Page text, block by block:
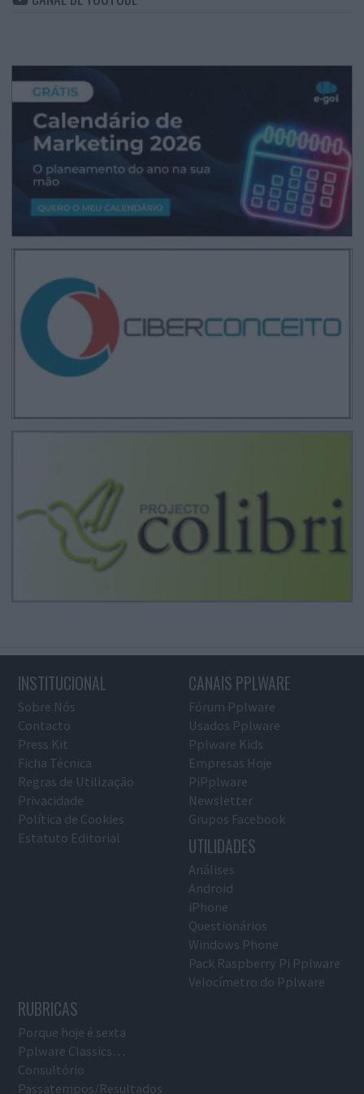
INSTITUCIONAL
Sobre Nós
Contacto
Press Kit
Ficha Técnica
Regras de Utilização
Privacidade
Política de Cookies
Estatuto Editorial
CANAIS PPLWARE
Fórum Pplware
Usados Pplware
Pplware Kids
Empresas Hoje
PiPplware
Newsletter
Grupos Facebook
UTILIDADES
Análises
Android
iPhone
Questionários
Windows Phone
Pack Raspberry Pi Pplware
Velocímetro do Pplware
RUBRICAS
Porque hoje é sexta
Pplware Classics…
Consultório
Passatempos/Resultados